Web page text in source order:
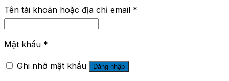
Tên tài khoản hoặc địa chỉ email *
Mật khẩu *
Ghi nhớ mật khẩu Đăng nhập